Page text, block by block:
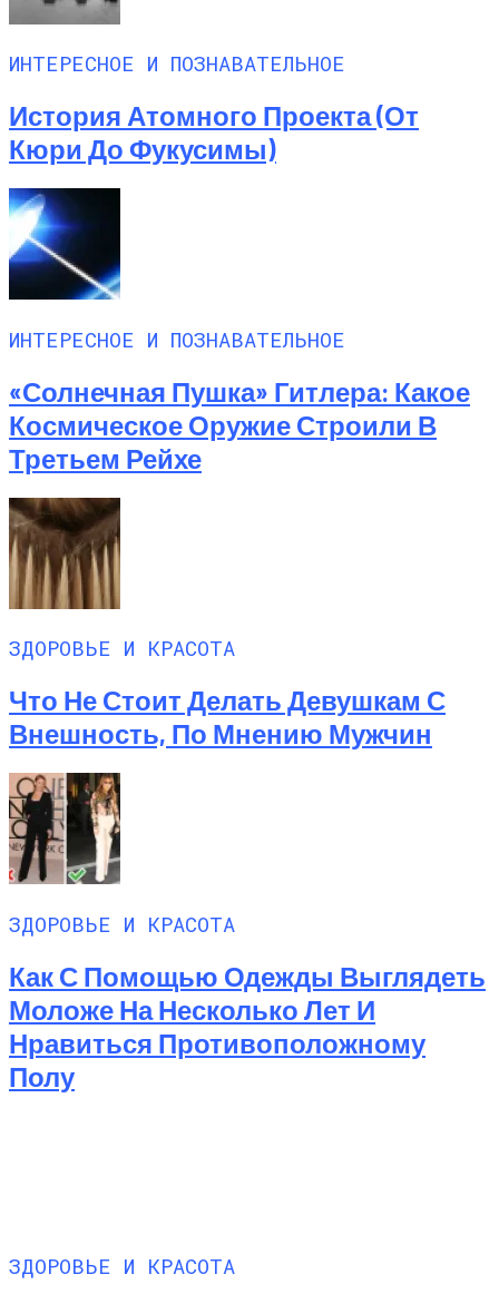
ИНТЕРЕСНОЕ И ПОЗНАВАТЕЛЬНОЕ
История Атомного Проекта (от
Кюри До Фукусимы)
ИНТЕРЕСНОЕ И ПОЗНАВАТЕЛЬНОЕ
«Солнечная Пушка» Гитлера: Какое
Космическое Оружие Строили В
Третьем Рейхе
ЗДОРОВЬЕ И КРАСОТА
Что Не Стоит Делать Девушкам С
Внешность, По Мнению Мужчин
ЗДОРОВЬЕ И КРАСОТА
Как С Помощью Одежды Выглядеть
Моложе На Несколько Лет И
Нравиться Противоположному
Полу
ЗДОРОВЬЕ И КРАСОТА